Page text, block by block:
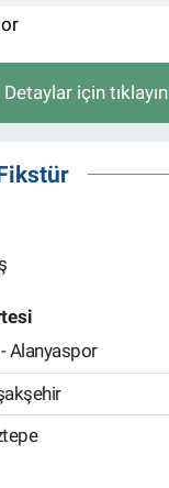
Detaylar için tıklayın
Alanyaspor